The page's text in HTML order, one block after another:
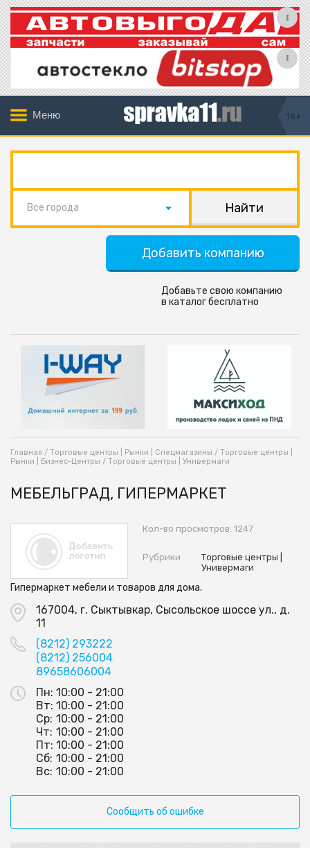
Меню 16+
Все города
Добавить компанию
Добавьте свою компанию
в каталог бесплатно
Главная / Торговые центры | Рынки | Спецмагазины / Торговые центры |
Рынки | Бизнес-Центры / Торговые центры | Универмаги
МЕБЕЛЬГРАД, ГИПЕРМАРКЕТ
Кол-во просмотров: 1247
Рубрики
Торговые центры |
Универмаги
Гипермаркет мебели и товаров для дома.
167004, г. Сыктывкар, Сысольское шоссе ул., д.
11
(8212) 293222
(8212) 256004
89658606004
Пн: 10:00 - 21:00
Вт: 10:00 - 21:00
Ср: 10:00 - 21:00
Чт: 10:00 - 21:00
Пт: 10:00 - 21:00
Сб: 10:00 - 21:00
Вс: 10:00 - 21:00
Сообщить об ошибке